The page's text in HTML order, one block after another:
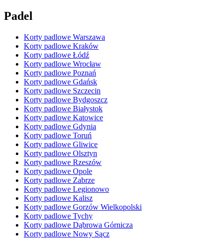
Padel
Korty padlowe Warszawa
Korty padlowe Kraków
Korty padlowe Łódź
Korty padlowe Wrocław
Korty padlowe Poznań
Korty padlowe Gdańsk
Korty padlowe Szczecin
Korty padlowe Bydgoszcz
Korty padlowe Białystok
Korty padlowe Katowice
Korty padlowe Gdynia
Korty padlowe Toruń
Korty padlowe Gliwice
Korty padlowe Olsztyn
Korty padlowe Rzeszów
Korty padlowe Opole
Korty padlowe Zabrze
Korty padlowe Legionowo
Korty padlowe Kalisz
Korty padlowe Gorzów Wielkopolski
Korty padlowe Tychy
Korty padlowe Dąbrowa Górnicza
Korty padlowe Nowy Sącz